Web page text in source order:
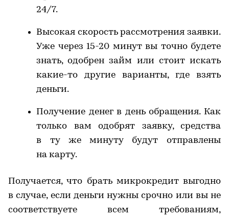
24/7.
Высокая скорость рассмотрения заявки.
Уже через 15-20 минут вы точно будете
знать, одобрен займ или стоит искать
какие-то другие варианты, где взять
деньги.
Получение денег в день обращения. Как
только вам одобрят заявку, средства
в ту же минуту будут отправлены
на карту.
Получается, что брать микрокредит выгодно
в случае, если деньги нужны срочно или вы не
соответствуете всем требованиям,